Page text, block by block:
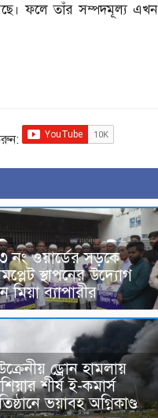
ফলে তাঁর সম্পদমূল্য এখন
নং ওয়ার্ডের সড়কে
স্থাপনের উদ্যোগ
মিয়া ব্যাপারীর
ড্রোন হামলায়
শীর্ষ ই-কমার্স
ভয়াবহ অগ্নিকাণ্ড